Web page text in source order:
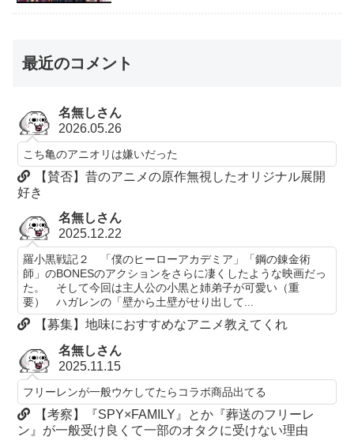
最近のコメント
名無しさん
2026.05.26
こち亀のアニオリは嫌いだった
【賛否】昔のアニメの原作無視したオリジナル展開
好き
名無しさん
2025.12.22
羅小黒戦記２ 「僕のヒーローアカデミア」「鋼の錬金術
師」のBONESのアクションをさらに凄くしたような映画だっ
た。 そして今回は主人公の小黒と姉弟子が可愛い（重
要） ハガレンの「壁から土壁がせり出して...
【募集】地味におすすめなアニメ教えてくれ
名無しさん
2025.11.15
フリーレンが一般ウケしてたらコラボ商品出てる
【考察】『SPY×FAMILY』とか『葬送のフリーレ
ン』が一般受け良くて一部のオタクに受けない理由